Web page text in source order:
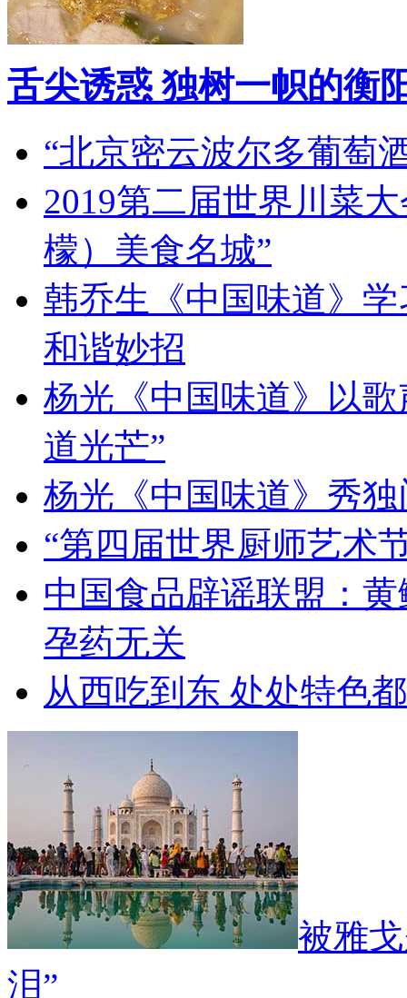
舌尖诱惑 独树一帜的衡
“北京密云波尔多葡萄
2019第二届世界川菜
檬）美食名城”
韩乔生《中国味道》
和谐妙招
杨光《中国味道》以
道光芒”
杨光《中国味道》秀
“第四届世界厨师艺术
中国食品辟谣联盟：
孕药无关
从西吃到东 处处特色
被雅
泪”